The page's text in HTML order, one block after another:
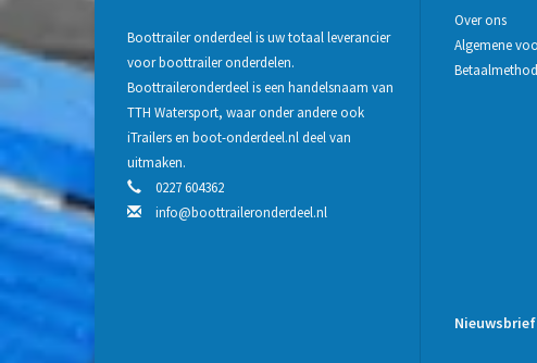
Boottrailer onderdeel is uw totaal leverancier
voor boottrailer onderdelen.
Boottraileronderdeel is een handelsnaam van
TTH Watersport, waar onder andere ook
iTrailers en boot-onderdeel.nl deel van
uitmaken.
0227 604362
info@boottraileronderdeel.nl
Over ons
Algemene
Nieuwsbrief